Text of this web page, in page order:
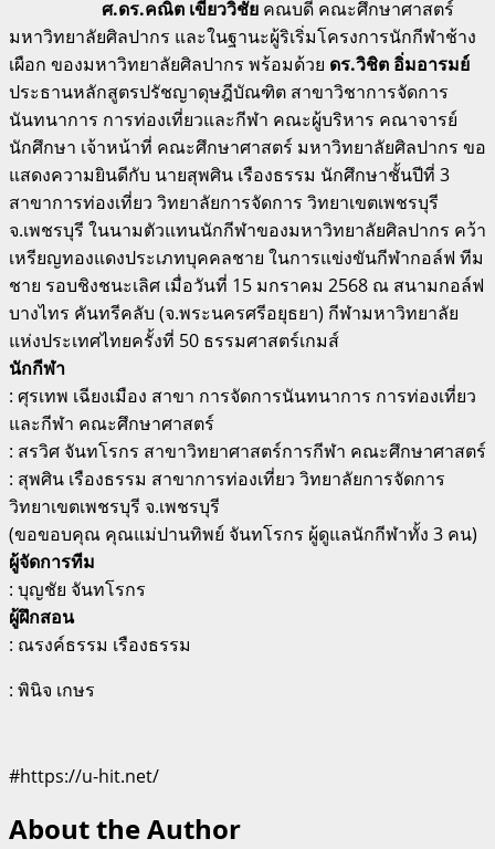
ศ.ดร.คณิต เขียววิชัย คณบดี คณะศึกษาศาสตร์
มหาวิทยาลัยศิลปากร และในฐานะผู้ริเริ่มโครงการนักกีฬาช้าง
เผือก ของมหาวิทยาลัยศิลปากร พร้อมด้วย ดร.วิชิต อิ่มอารมย์
ประธานหลักสูตรปรัชญาดุษฎีบัณฑิต สาขาวิชาการจัดการ
นันทนาการ การท่องเที่ยวและกีฬา คณะผู้บริหาร คณาจารย์
นักศึกษา เจ้าหน้าที่ คณะศึกษาศาสตร์ มหาวิทยาลัยศิลปากร ขอ
แสดงความยินดีกับ นายสุพศิน เรืองธรรม นักศึกษาชั้นปีที่ 3
สาขาการท่องเที่ยว วิทยาลัยการจัดการ วิทยาเขตเพชรบุรี
จ.เพชรบุรี ในนามตัวแทนนักกีฬาของมหาวิทยาลัยศิลปากร คว้า
เหรียญทองแดงประเภทบุคคลชาย ในการแข่งขันกีฬากอล์ฟ ทีม
ชาย รอบชิงชนะเลิศ เมื่อวันที่ 15 มกราคม 2568 ณ สนามกอล์ฟ
บางไทร คันทรีคลับ (จ.พระนครศรีอยุธยา) กีฬามหาวิทยาลัย
แห่งประเทศไทยครั้งที่ 50 ธรรมศาสตร์เกมส์
นักกีฬา
: ศุรเทพ เฉียงเมือง สาขา การจัดการนันทนาการ การท่องเที่ยว
และกีฬา คณะศึกษาศาสตร์
: สรวิศ จันทโรกร สาขาวิทยาศาสตร์การกีฬา คณะศึกษาศาสตร์
: สุพศิน เรืองธรรม สาขาการท่องเที่ยว วิทยาลัยการจัดการ
วิทยาเขตเพชรบุรี จ.เพชรบุรี
(ขอขอบคุณ คุณแม่ปานทิพย์ จันทโรกร ผู้ดูแลนักกีฬาทั้ง 3 คน)
ผู้จัดการทีม
: บุญชัย จันทโรกร
ผู้ฝึกสอน
: ณรงค์ธรรม เรืองธรรม
: พินิจ เกษร
#https://u-hit.net/
About the Author